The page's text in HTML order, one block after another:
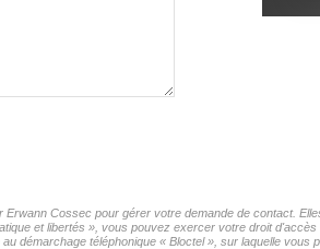
Cossec pour gérer votre demande de contact.
et libertés », vous pouvez exercer votre droit
démarchage téléphonique « Bloctel », sur laquelle vous